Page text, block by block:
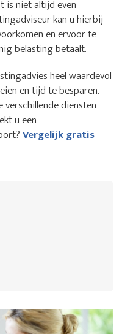
is niet altijd even
kan u hierbij
en ervoor te
belasting betaalt.
heel waardevol
en tijd te besparen.
diensten
u een
Vergelijk gratis